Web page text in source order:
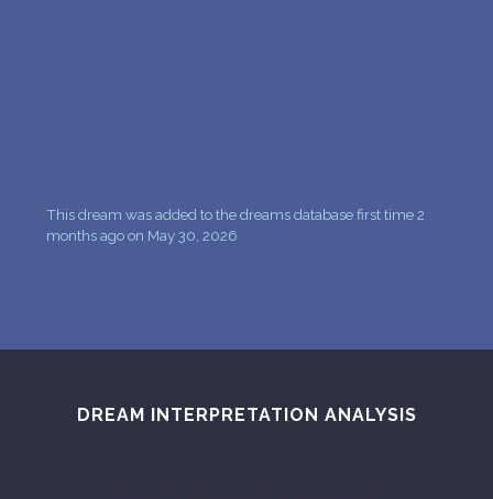
This dream was added to the dreams database first time 2
months ago on May 30, 2026
DREAM INTERPRETATION ANALYSIS